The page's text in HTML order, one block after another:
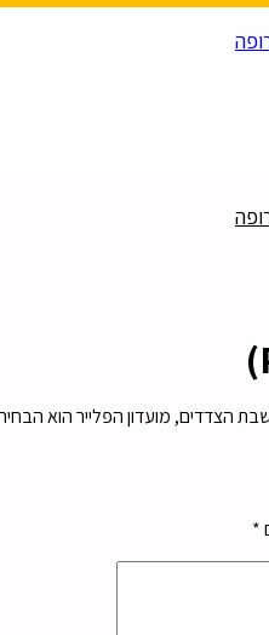
הצדדים, מועדון הפלייר הוא
*